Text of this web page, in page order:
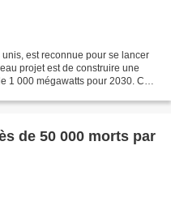
est reconnue pour se lancer
projet est de construire une
1 000 mégawatts pour 2030. Ce
de 50 000 morts par